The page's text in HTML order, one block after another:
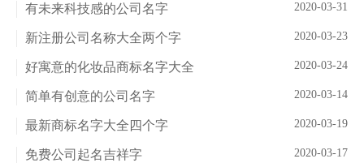
2020-03-31
有未来科技感的公司名字
2020-03-23
新注册公司名称大全两个字
2020-03-24
好寓意的化妆品商标名字大全
2020-03-14
简单有创意的公司名字
2020-03-19
最新商标名字大全四个字
2020-03-17
免费公司起名吉祥字